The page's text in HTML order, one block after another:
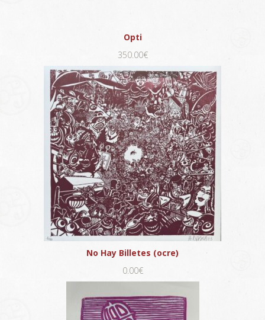
Opti
350.00€
No Hay Billetes (ocre)
0.00€